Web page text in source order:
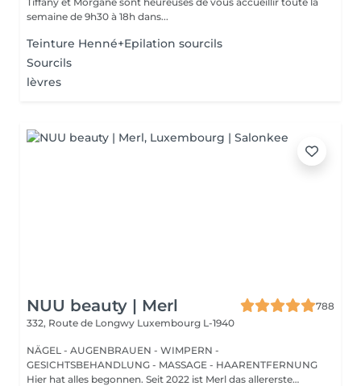
semaine de 9h30 à 18h dans...
Teinture Henné+Epilation sourcils
Sourcils
lèvres
NUU beauty | Merl
788
332, Route de Longwy Luxembourg L-1940
NÄGEL - AUGENBRAUEN - WIMPERN -
GESICHTSBEHANDLUNG - MASSAGE - HAARENTFERNUNG
Hier hat alles begonnen. Seit 2022 ist Merl das allererste